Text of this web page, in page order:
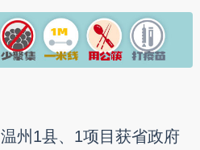
温州1县、1项目获省政府